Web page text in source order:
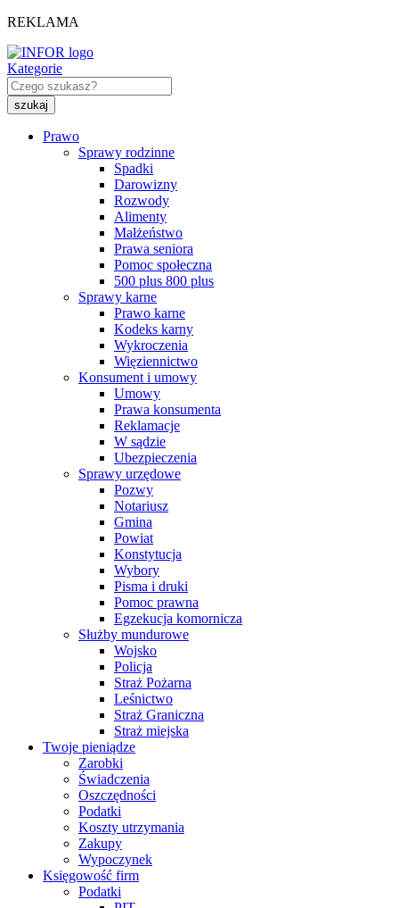
REKLAMA
Kategorie
Prawo
Sprawy rodzinne
Spadki
Darowizny
Rozwody
Alimenty
Małżeństwo
Prawa seniora
Pomoc społeczna
500 plus 800 plus
Sprawy karne
Prawo karne
Kodeks karny
Wykroczenia
Więziennictwo
Konsument i umowy
Umowy
Prawa konsumenta
Reklamacje
W sądzie
Ubezpieczenia
Sprawy urzędowe
Pozwy
Notariusz
Gmina
Powiat
Konstytucja
Wybory
Pisma i druki
Pomoc prawna
Egzekucja komornicza
Służby mundurowe
Wojsko
Policja
Straż Pożarna
Leśnictwo
Straż Graniczna
Straż miejska
Twoje pieniądze
Zarobki
Świadczenia
Oszczędności
Podatki
Koszty utrzymania
Zakupy
Wypoczynek
Księgowość firm
Podatki